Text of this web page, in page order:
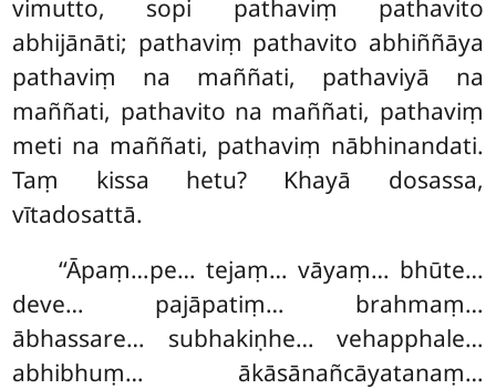
vimutto, sopi pathaviṃ pathavito
abhijānāti; pathaviṃ pathavito abhiññāya
pathaviṃ na maññati, pathaviyā na
maññati, pathavito na maññati, pathaviṃ
meti na maññati, pathaviṃ nābhinandati.
Taṃ kissa hetu? Khayā dosassa,
vītadosattā.
‘‘Āpaṃ…pe… tejaṃ… vāyaṃ… bhūte…
deve… pajāpatiṃ… brahmaṃ…
ābhassare… subhakiṇhe… vehapphale…
abhibhuṃ… ākāsānañcāyatanaṃ…